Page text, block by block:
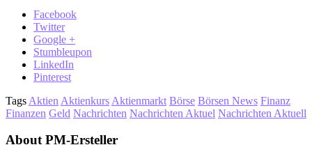
Facebook
Twitter
Google +
Stumbleupon
LinkedIn
Pinterest
Tags Aktien Aktienkurs Aktienmarkt Börse Börsen News Finanz
Finanzen Geld Nachrichten Nachrichten Aktuel Nachrichten Aktuell
About PM-Ersteller